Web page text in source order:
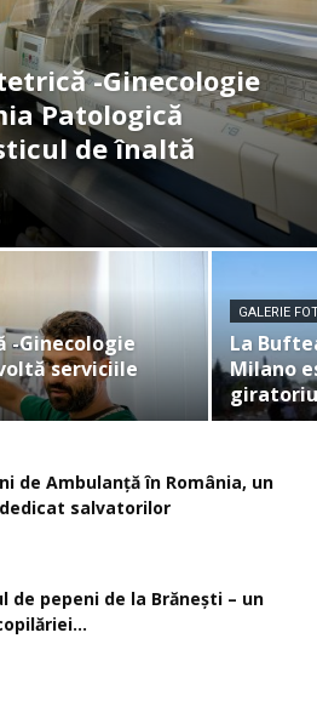
-Ginecologie
Patologică
de înaltă
-Ginecologie
serviciile
GALERIE
La
Milano
de Ambulanță în România, un
salvatorilor
de pepeni de la Brăneşti – un